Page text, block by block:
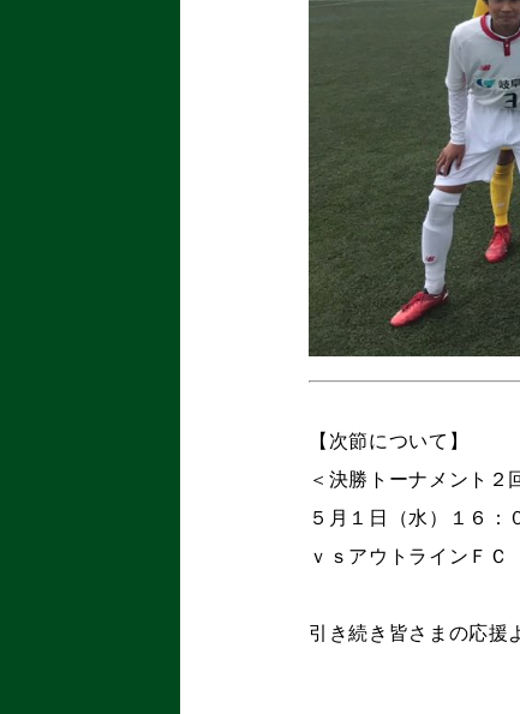
【次節について】
＜決勝トーナメント２
５月１日（水）１６：
ｖｓアウトラインＦＣ
引き続き皆さまの応援